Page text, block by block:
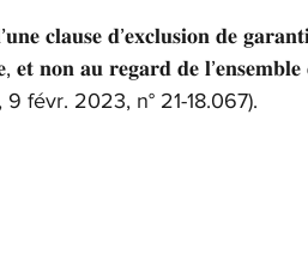
𝐜𝐥𝐚𝐮𝐬𝐞 𝐝’𝐞𝐱𝐜𝐥𝐮𝐬𝐢𝐨𝐧 𝐝𝐞
𝐞𝐭 𝐧𝐨𝐧 𝐚𝐮 𝐫𝐞𝐠𝐚𝐫𝐝 𝐝𝐞 𝐥’𝐞𝐧𝐬𝐞𝐦𝐛𝐥𝐞
9 févr. 2023, n° 21-18.067).